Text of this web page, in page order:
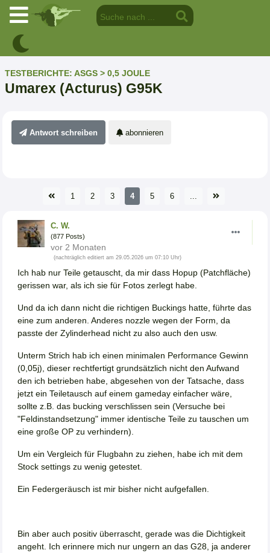
TESTBERICHTE: ASGS > 0,5 JOULE
Umarex (Acturus) G95K
Antwort schreiben abonnieren
1 2 3 4 5 6
C. W.
(877 Posts)
vor 2 Monaten
(nachträglich editiert am 29.05.2026 um 07:10 Uhr)
Ich hab nur Teile getauscht, da mir dass Hopup (Patchfläche)
gerissen war, als ich sie für Fotos zerlegt habe.
Und da ich dann nicht die richtigen Buckings hatte, führte das
eine zum anderen. Anderes nozzle wegen der Form, da
passte der Zylinderhead nicht zu also auch den usw.
Unterm Strich hab ich einen minimalen Performance Gewinn
(0,05j), dieser rechtfertigt grundsätzlich nicht den Aufwand
den ich betrieben habe, abgesehen von der Tatsache, dass
jetzt ein Teiletausch auf einem gameday einfacher wäre,
sollte z.B. das bucking verschlissen sein (Versuche bei
"Feldinstandsetzung" immer identische Teile zu tauschen um
eine große OP zu verhindern).
Um ein Vergleich für Flugbahn zu ziehen, habe ich mit dem
Stock settings zu wenig getestet.
Ein Federgeräusch ist mir bisher nicht aufgefallen.
Bin aber auch positiv überrascht, gerade was die Dichtigkeit
angeht. Ich erinnere mich nur ungern an das G28, ja anderer